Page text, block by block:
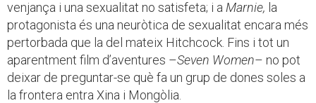
venjança i una sexualitat no satisfeta; i a Marnie, la
protagonista és una neuròtica de sexualitat encara més
pertorbada que la del mateix Hitchcock. Fins i tot un
aparentment film d’aventures –Seven Women– no pot
deixar de preguntar-se què fa un grup de dones soles a
la frontera entra Xina i Mongòlia.